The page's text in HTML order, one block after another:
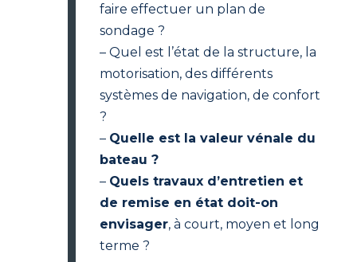
faire effectuer un plan de
sondage ?
– Quel est l’état de la structure, la
motorisation, des différents
systèmes de navigation, de confort
?
– Quelle est la valeur vénale du
bateau ?
– Quels travaux d’entretien et
de remise en état doit-on
envisager, à court, moyen et long
terme ?